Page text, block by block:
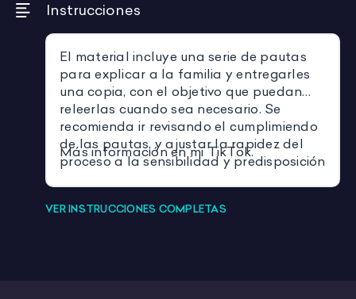
Instrucciones
El material incluye una serie de pautas
para explicar a la familia y entregarles
una copia, con el objetivo que puedan
releerlas cuando sea necesario. Se
recomienda ir revisando el cumplimiendo
de las pautas, y ajustar la rapidez del
proceso a la sensibilidad y predisposición
Más información en mi TikTok.
VER INSTRUCCIONES COMPLETAS